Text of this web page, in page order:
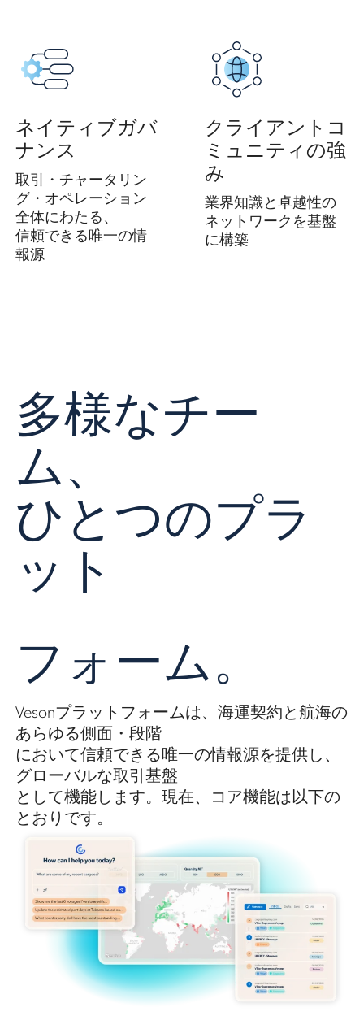
ネイティブガバ
ナンス
取引・チャータリン
グ・オペレーション
全体にわたる、
信頼できる唯一の情
報源
クライアントコ
ミュニティの強
み
業界知識と卓越性の
ネットワークを基盤
に構築
多様なチー
ム、
ひとつのプラ
ット
フォーム。
Vesonプラットフォームは、海運契約と航海の
あらゆる側面・段階
において信頼できる唯一の情報源を提供し、
グローバルな取引基盤
として機能します。現在、コア機能は以下の
とおりです。